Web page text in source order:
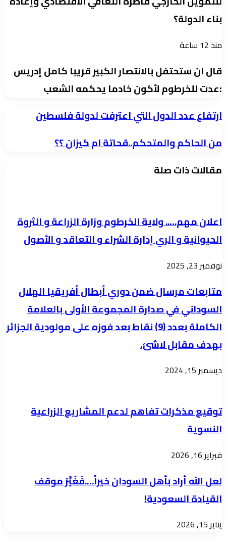
بناء الدولة؟
منذ 12 ساعة
قال ان ستحتفل بالانتصار الكبير قريبا كامل إدريس
:عدت للخرطوم لأكون خادما يحكمه الشعب
ارتفاع
الدول
اعترفت
ارتفاع عدد الدول التي اعترفت لدولة فلسطين
من
والمتحكم..قحاتة
؟؟
من الحاكم والمتحكم..قحاتة ام كيزان ؟؟
مقالات ذات صلة
اعلان مهم….. ولاية الخرطوم وزارة الزراعة و الثروة
الحيوانية و الري إدارة الشراء و التعاقد و الأصول
نوفمبر 23, 2025
متابعات مرسال ضمن دوري أبطال أفريقيا الهلال
السوداني في صدارة المجموعة الأولى بالعلامة
الكاملة بعدد (9) نقاط بعد فوزه على مولودية الجزائر
بهدف مقابل لاشئ.
ديسمبر 15, 2024
توقيع مذكرات تفاهم لدعم المشاريع الزراعية
النسوية
فبراير 16, 2026
لعل الله أراد بأهل السودان خيراً….فَغَيَّرَ موقف
القيادة السعودية!
يناير 15, 2026